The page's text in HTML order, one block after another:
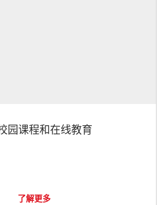
园课程和在线教育
了解更多